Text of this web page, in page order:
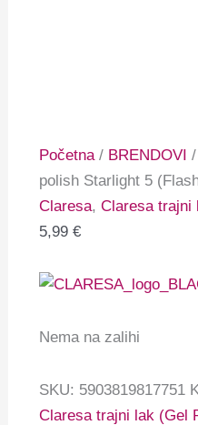
Početna / BRENDOVI
polish Starlight 5
Claresa,Claresa trajni
5,99€
Nema na zalihi
SKU: 5903819817751
Claresa trajni lak (Gel